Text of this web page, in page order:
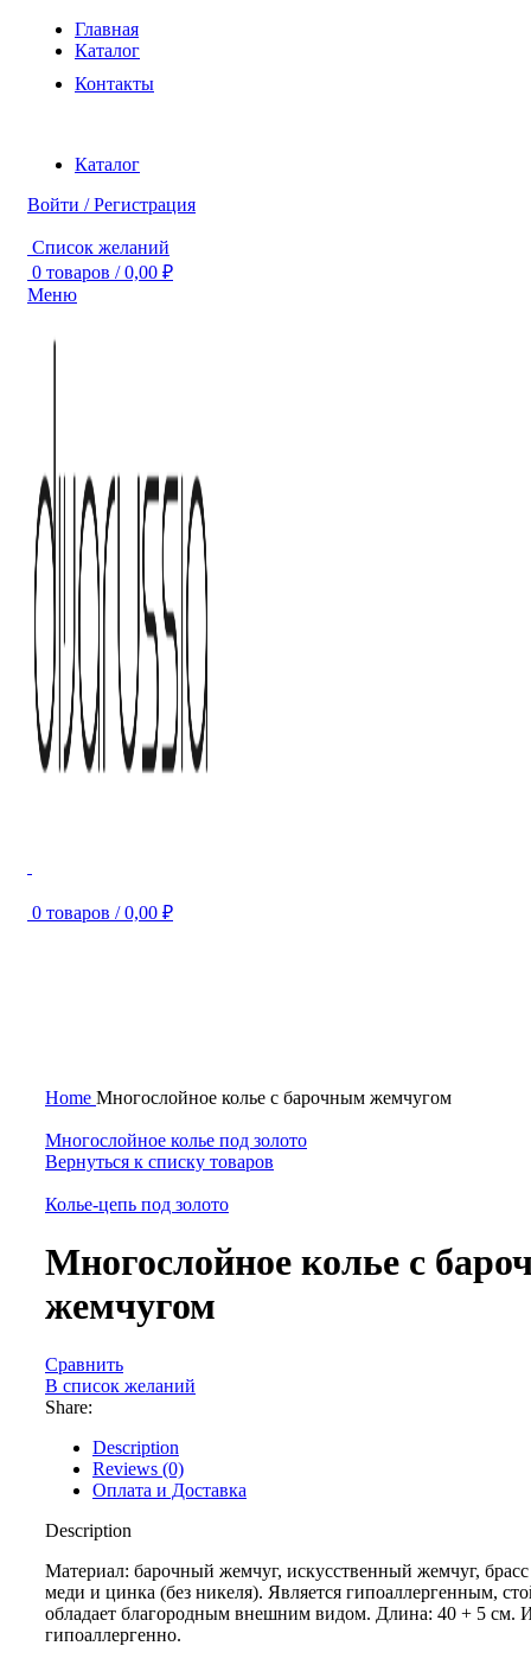
Главная
Каталог
Контакты
Каталог
Войти / Регистрация
Список желаний
0 товаров / 0,00 ₽
Меню
0 товаров / 0,00 ₽
Home Многослойное колье с барочным жемчугом
Многослойное колье под золото
Вернуться к списку товаров
Колье-цепь под золото
Многослойное колье с
жемчугом
Сравнить
В список желаний
Share:
Description
Reviews (0)
Оплата и Доставка
Description
Материал: барочный жемчуг, искусственный жемчуг, брасс
меди и цинка (без никеля). Является гипоаллергенным,
обладает благородным внешним видом. Длина: 40 + 5 см.
гипоаллергенно.